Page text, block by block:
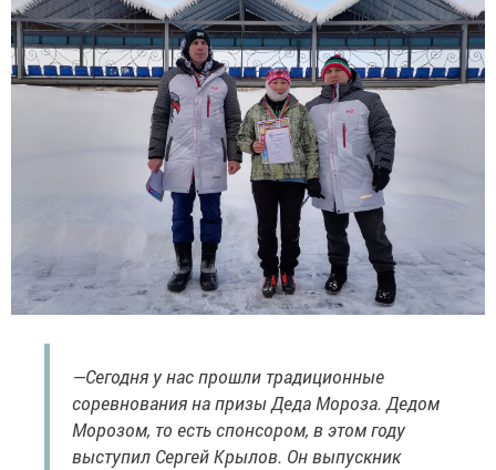
—Сегодня у нас прошли традиционные
соревнования на призы Деда Мороза. Дедом
Морозом, то есть спонсором, в этом году
выступил Сергей Крылов. Он выпускник